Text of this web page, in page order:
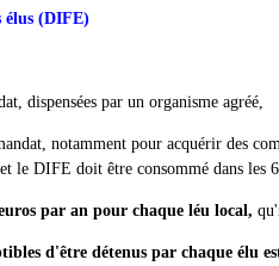
(DIFE)
dispensées par un organisme agréé,
notamment pour acquérir des
le DIFE doit être consommé dans les
par an pour chaque léu local,
d'être détenus par chaque élu